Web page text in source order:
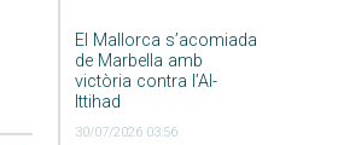
El Mallorca s’acomiada
de Marbella amb
victòria contra l’Al-
Ittihad
30/07/2026 03:56